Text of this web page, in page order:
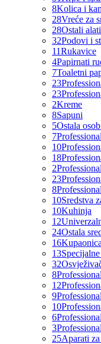
8Kolica i
28Vreće za
28Ostali
32Podovi i
11Rukavice
4Papirnati
7Toaletni
23
23
2Kreme
8Sapuni
5Ostala
7
10
18
2
23
8
10Sredstva
10Kuhinja
12
24Ostala
16
13
32
8
12
9
10
6
3
25Aparati